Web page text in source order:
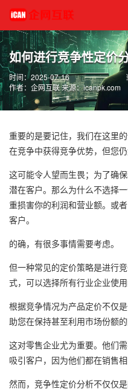
如何进行竞争性定价
时间：2025-07-16
作者：企网互联 来源：icanpk.com
重要的是要记住，我们在这里
在竞争中获得竞争优势，但您仍
这可能令人望而生畏；为了确
潜在客户。那么为什么不选择
重损害你的利润和营业额。或
客户。
的确，有很多事情需要考虑。
但一种常见的定价策略是进行
式，可以选择所有行业企业使用
根据竞争情况为产品定价不仅
助您在保持甚至利用市场份额的
这对零售企业尤为重要。他们
吸引客户，因为他们都在销售相
然而，竞争性定价分析不仅仅